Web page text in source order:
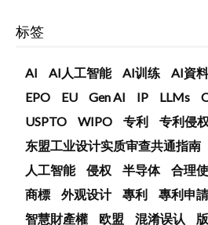
标签
AI AI人工智能 AI训练 AI資
EPO
EU Gen AI IP LLMs
USPTO
WIPO 专利 专利侵权
东盟工业设计实质审查共通指南
人工智能
侵权 半导体 合理
商標
外观设计 專利 專利申請
智慧財產權
欧盟 混淆误认